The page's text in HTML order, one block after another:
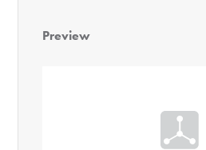
Preview